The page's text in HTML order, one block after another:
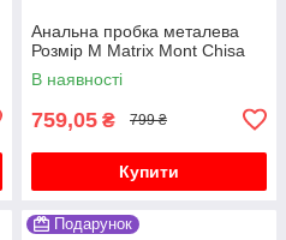
Анальна пробка металева
Розмір М Matrix Mont Chisa
В наявності
759,05 ₴ 799 ₴
Купити
Подарунок